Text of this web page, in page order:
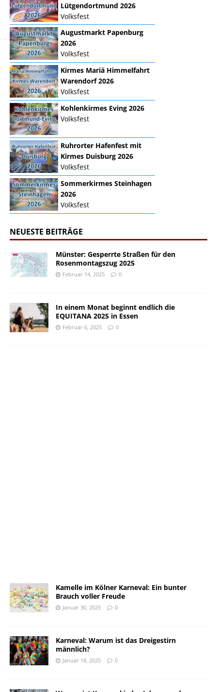
Lütgendortmund 2026
Volksfest
Augustmarkt Papenburg
2026
Volksfest
Kirmes Mariä Himmelfahrt
Warendorf 2026
Volksfest
Kohlenkirmes Eving 2026
Volksfest
Ruhrorter Hafenfest mit
Kirmes Duisburg 2026
Volksfest
Sommerkirmes Steinhagen
2026
Volksfest
NEUESTE BEITRÄGE
Münster: Gesperrte Straßen für den
Rosenmontagszug 2025
Februar 14, 2025 0
In einem Monat beginnt endlich die
EQUITANA 2025 in Essen
Februar 6, 2025 0
Kamelle im Kölner Karneval: Ein bunter
Brauch voller Freude
Januar 30, 2025 0
Karneval: Warum ist das Dreigestirn
männlich?
Januar 18, 2025 0